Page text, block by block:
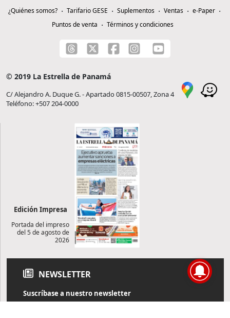
¿Quiénes somos? Tarifario GESE Suplementos Ventas
e-Paper
Puntos de venta
Términos y condiciones
© 2019 La Estrella de Panamá
C/ Alejandro A. Duque G. - Apartado 0815-00507, Zona 4
Teléfono: +507 204-0000
Edición Impresa
Portada del impreso
del 5 de agosto de
2026
NEWSLETTER
Suscríbase a nuestro newsletter
Reciba diariamente información de actualidad directamente en